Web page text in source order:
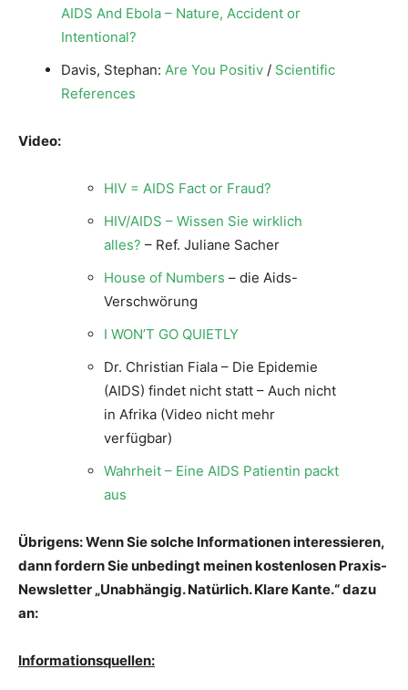
AIDS And Ebola – Nature, Accident or
Intentional?
Davis, Stephan: Are You Positiv / Scientific
References
Video:
HIV = AIDS Fact or Fraud?
HIV/AIDS – Wissen Sie wirklich
alles? – Ref. Juliane Sacher
House of Numbers – die Aids-
Verschwörung
I WON’T GO QUIETLY
Dr. Christian Fiala – Die Epidemie
(AIDS) findet nicht statt – Auch nicht
in Afrika (Video nicht mehr
verfügbar)
Wahrheit – Eine AIDS Patientin packt
aus
Übrigens: Wenn Sie solche Informationen interessieren,
dann fordern Sie unbedingt meinen kostenlosen Praxis-
Newsletter „Unabhängig. Natürlich. Klare Kante.“ dazu
an:
Informationsquellen: